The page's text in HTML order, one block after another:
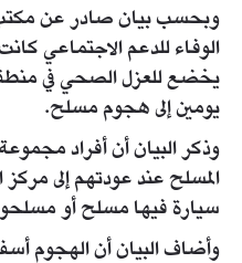
وبحسب بيان صادر عن مكتب
الوفاء للدعم الاجتماعي
يخضع للعزل الصحي في
يومين إلى هجوم مسلح.
وذكر البيان أن أفراد
المسلح عند عودتهم إلى
سيارة فيها مسلح أو
وأضاف البيان أن الهجوم